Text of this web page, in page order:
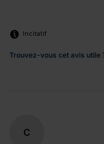
Incitatif
Trouvez-vous cet avis utile
C